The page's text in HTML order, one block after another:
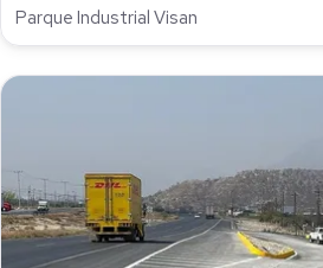
Parque Industrial Visan